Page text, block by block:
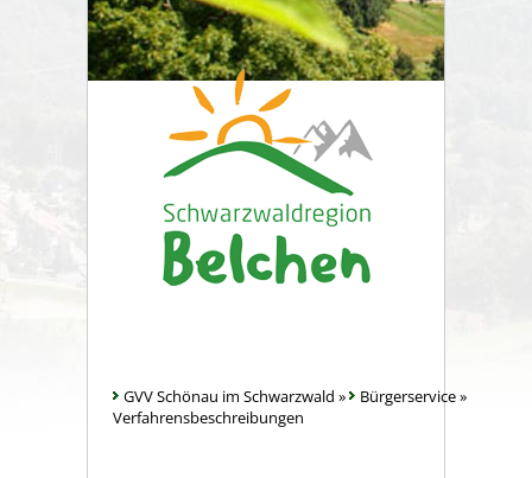
GVV Schönau im Schwarzwald » Bürgerservice»
Verfahrensbeschreibungen